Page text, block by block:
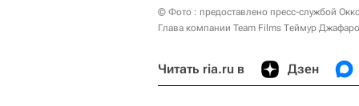
© Фото : предоставлено пресс-службой
Глава компании Team Films Теймур
Читать ria.ru в Дзен